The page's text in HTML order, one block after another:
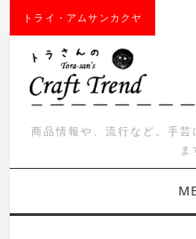
トライ・アムサンカクヤ
商品情報や、流行など。手
ま